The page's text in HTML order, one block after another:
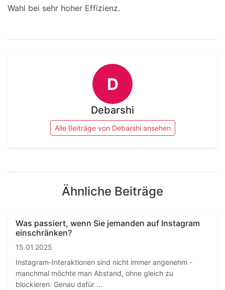
Wahl bei sehr hoher Effizienz.
D
Debarshi
Alle Beiträge von Debarshi ansehen
Ähnliche Beiträge
Was passiert, wenn Sie jemanden auf Instagram
einschränken?
15.01.2025
Instagram-Interaktionen sind nicht immer angenehm -
manchmal möchte man Abstand, ohne gleich zu
blockieren. Genau dafür ...